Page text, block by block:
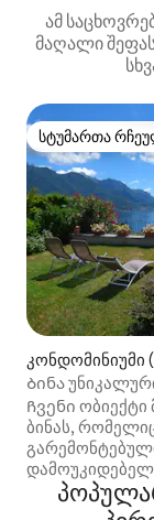
ამ
მაღალი
სტუმართა
სტუმართა
კონდომინიუმი
Ბინა
ბაღით,
Ჩვენი ობიექტი მასპინძლობს ორ
ბინას,
დაქირავებაც